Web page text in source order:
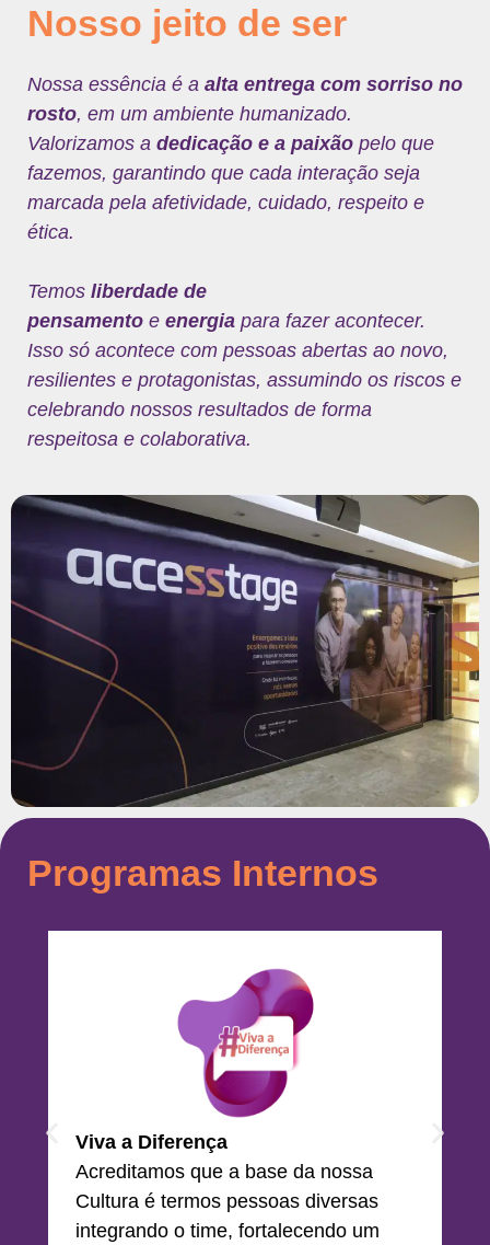
Nosso jeito de ser
Nossa essência é a alta entrega com sorriso no
rosto, em um ambiente humanizado.
Valorizamos a dedicação e a paixão pelo que
fazemos, garantindo que cada interação seja
marcada pela afetividade, cuidado, respeito e
ética.
Temos liberdade de
pensamento e energia para fazer acontecer.
Isso só acontece com pessoas abertas ao novo,
resilientes e protagonistas, assumindo os riscos e
celebrando nossos resultados de forma
respeitosa e colaborativa.
Programas Internos
Viva Melhor
Nosso programa que visa
ações com foco em saúde e
estar. Temos um espaço
diálogo com nossos
Maratonas de saúde,
papos de conscientização e
mais.